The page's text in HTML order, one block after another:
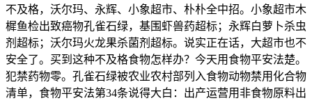
不及格，沃尔玛、永辉、小象超市、朴朴全中招。小象超市木
樨鱼检出致癌物孔雀石绿，基围虾兽药超标；永辉白萝卜杀虫
剂超标；沃尔玛火龙果杀菌剂超标。说实正在话，大超市也不
安全了。买到这种不及格食物怎样办？今天用食物平安法楚。
犯禁药物零。孔雀石绿被农业农村部列入食物动物禁用化合物
清单，食物平安法第34条说得大白：出产运营用非食物原料出